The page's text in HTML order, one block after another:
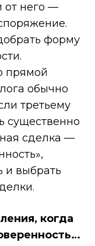
от него —
форму
прямой
обычно
третьему
существенно
сделка —
и выбрать
когда